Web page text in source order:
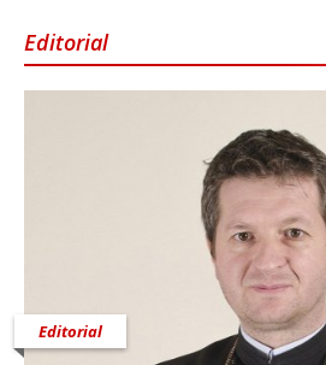
Editorial
Editorial